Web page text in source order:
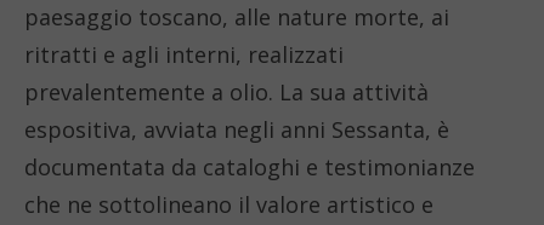
paesaggio toscano, alle nature morte, ai
ritratti e agli interni, realizzati
prevalentemente a olio. La sua attività
espositiva, avviata negli anni Sessanta, è
documentata da cataloghi e testimonianze
che ne sottolineano il valore artistico e